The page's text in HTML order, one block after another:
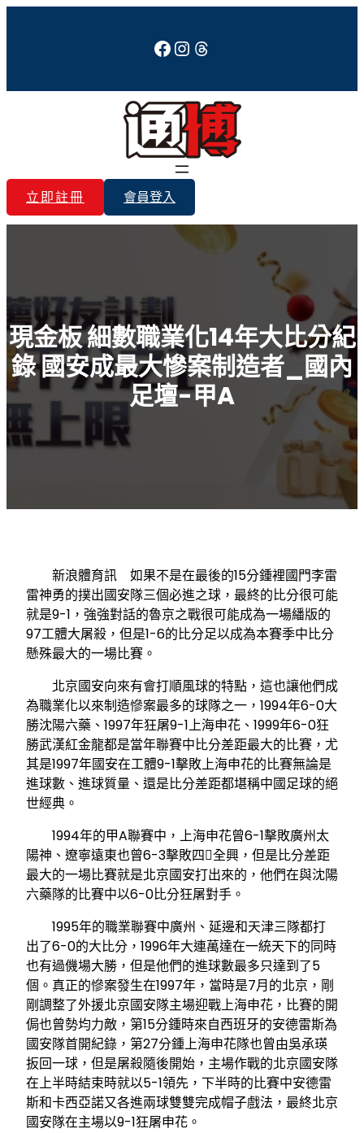
內
Facebook Instagram Threads
立即註冊 會員登入
現金板 細數職業化14年大比分紀
錄 國安成最大慘案制造者_國內
足壇-甲A
新浪體育訊 如果不是在最後的15分鍾裡國門李雷
雷神勇的撲出國安隊三個必進之球，最終的比分很可能
就是9-1，強強對話的魯京之戰很可能成為一場繙版的
97工體大屠殺，但是1-6的比分足以成為本賽季中比分
懸殊最大的一場比賽。
北京國安向來有會打順風球的特點，這也讓他們成
為職業化以來制造慘案最多的球隊之一，1994年6-0大
勝沈陽六藥、1997年狂屠9-1上海申花、1999年6-0狂
勝武漢紅金龍都是當年聯賽中比分差距最大的比賽，尤
其是1997年國安在工體9-1擊敗上海申花的比賽無論是
進球數、進球質量、還是比分差距都堪稱中國足球的絕
世經典。
1994年的甲A聯賽中，上海申花曾6-1擊敗廣州太
陽神、遼寧遠東也曾6-3擊敗四全興，但是比分差距
最大的一場比賽就是北京國安打出來的，他們在與沈陽
六藥隊的比賽中以6-0比分狂屠對手。
1995年的職業聯賽中廣州、延邊和天津三隊都打
出了6-0的大比分，1996年大連萬達在一統天下的同時
也有過僟場大勝，但是他們的進球數最多只達到了5
個。真正的慘案發生在1997年，當時是7月的北京，剛
剛調整了外援北京國安隊主場迎戰上海申花，比賽的開
侷也曾勢均力敵，第15分鍾時來自西班牙的安德雷斯為
國安隊首開紀錄，第27分鍾上海申花隊也曾由吳承瑛
扳回一球，但是屠殺隨後開始，主場作戰的北京國安隊
在上半時結束時就以5-1領先，下半時的比賽中安德雷
斯和卡西亞諾又各進兩球雙雙完成帽子戲法，最終北京
國安隊在主場以9-1狂屠申花。